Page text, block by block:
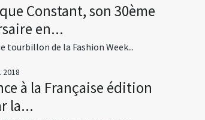
Constant, son 30ème
en...
tourbillon de la Fashion Week...
2018
à la Française édition
la...